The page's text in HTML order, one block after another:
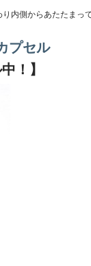
内側からあたたまっ
プセル
！】